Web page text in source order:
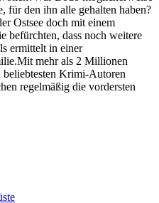
für den ihn alle gehalten haben?
Ostsee doch mit einem
befürchten, dass noch weitere
ermittelt in einer
mehr als 2 Millionen
beliebtesten Krimi-Autoren
regelmäßig die vordersten